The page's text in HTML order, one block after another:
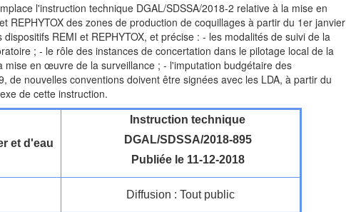
l'instruction technique DGAL/SDSSA/2018-2 relative à la mise en
REPHYTOX des zones de production de coquillages à partir du 1er janvier
REMI et REPHYTOX, et précise : - les modalités de suivi de la
; - le rôle des instances de concertation dans le pilotage local de la
mise en œuvre de la surveillance ; - l'imputation budgétaire des
de nouvelles conventions doivent être signées avec les LDA, à partir du
de cette instruction.
et d'eau
Instruction technique
DGAL/SDSSA/2018-895
Publiée le 11-12-2018
Diffusion : Tout public